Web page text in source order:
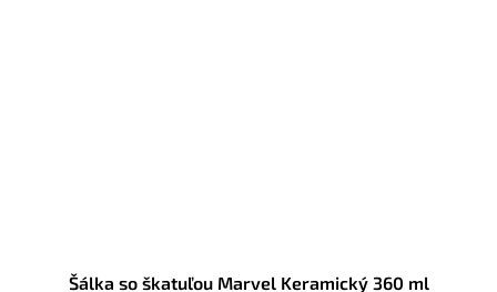
Šálka so škatuľou Marvel Keramický 360 ml